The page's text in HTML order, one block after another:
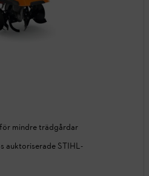
mindre trädgårdar
auktoriserade STIHL-